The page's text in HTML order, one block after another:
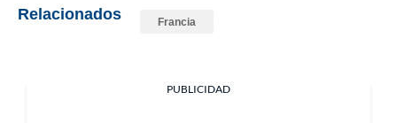
Relacionados Francia
PUBLICIDAD